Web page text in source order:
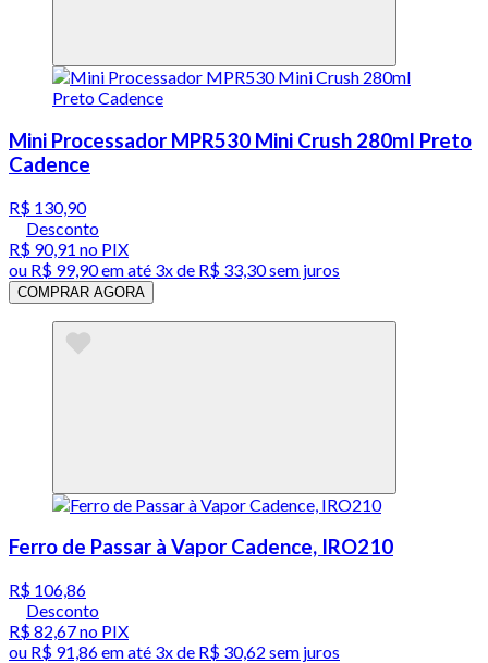
Mini Processador MPR530 Mini Crush 280ml Preto
Cadence
R$ 130,90
Desconto
R$ 90,91 no PIX
ou R$ 99,90em até 3x de R$ 33,30 sem juros
COMPRAR AGORA
Ferro de Passar à Vapor Cadence, IRO210
R$ 106,86
Desconto
R$ 82,67no PIX
ou R$ 91,86em até 3x de R$ 30,62 sem juros